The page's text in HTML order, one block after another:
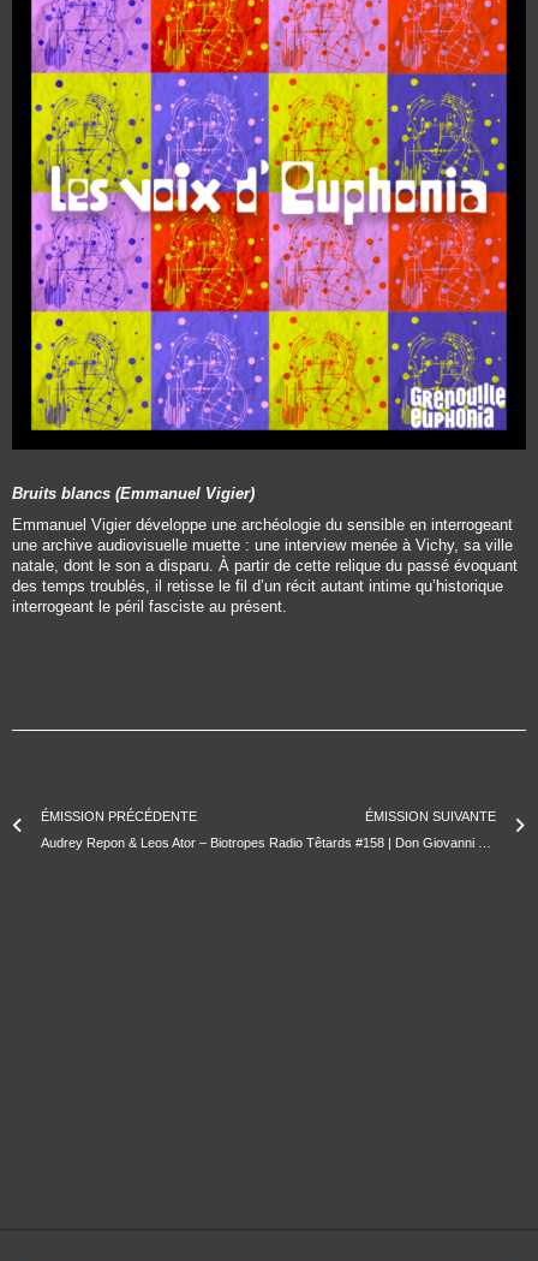
Bruits blancs (Emmanuel Vigier)
Emmanuel Vigier développe une archéologie du sensible en interrogeant
une archive audiovisuelle muette : une interview menée à Vichy, sa ville
natale, dont le son a disparu. À partir de cette relique du passé évoquant
des temps troublés, il retisse le fil d’un récit autant intime qu’historique
interrogeant le péril fasciste au présent.
ÉMISSION PRÉCÉDENTE
Audrey Repon & Leos Ator – Biotropes
ÉMISSION SUIVANTE